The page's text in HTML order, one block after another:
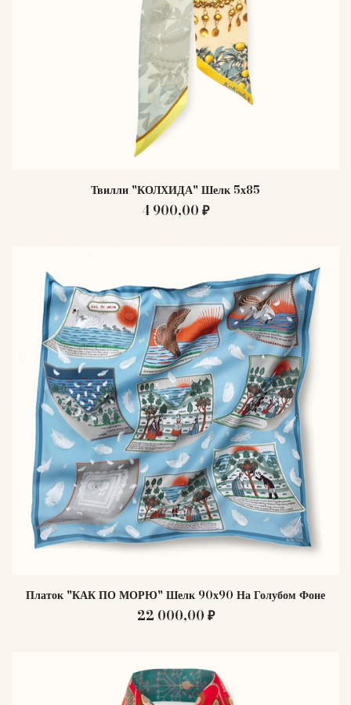
Твилли "КОЛХИДА" Шелк 5х85
4 900,00 ₽
Платок "КАК ПО МОРЮ" Шелк 90х90 На Голубом Фоне
22 000,00 ₽